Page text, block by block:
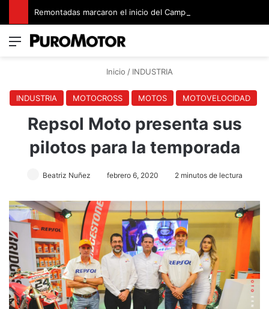
Menú
Inicio / INDUSTRIA
INDUSTRIA MOTOCROSS MOTOS MOTOVELOCIDAD
Repsol Moto presenta sus
pilotos para la temporada
Beatriz Nuñez febrero 6, 2020 2 minutos de lectura